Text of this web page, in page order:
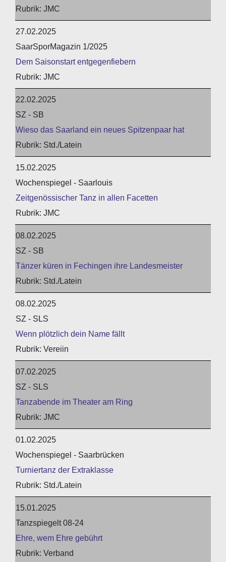
JMC
27.02.2025
SaarSporMagazin 1/2025
Dem Saisonstart entgegenfiebern
JMC
22.02.2025
SZ - SB
Wieso das Saarland ein neues Spitzenpaar hat
Std./Latein
15.02.2025
Wochenspiegel - Saarlouis
Zeitgenössischer Tanz in allen Facetten
JMC
08.02.2025
SZ - SB
Tänzer küren in Fechingen ihre Landesmeister
Std./Latein
08.02.2025
SZ - SLS
Wenn plötzlich dein Name fällt
Vereiin
07.02.2025
SZ - SLS
Tanzabende im Theater am Ring
JMC
01.02.2025
Wochenspiegel - Saarbrücken
Turniertanz der Extraklasse
Std./Latein
15.01.2025
Tanzspiegelt 08-24
Ehre, wem Ehre gebührt
Verband